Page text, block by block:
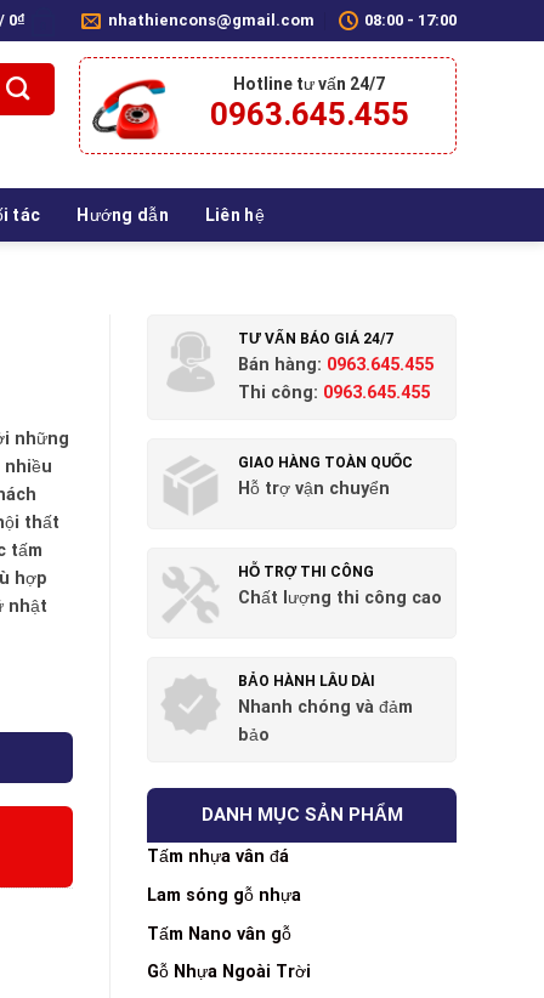
0₫ nhathiencons@gmail.com 08:00 - 17:00
Hotline tư vấn 24/7
0963.645.455
tác Hướng dẫn Liên hệ
TƯ VẤN BÁO GIÁ 24/7
Bán hàng: 0963.645.455
Thi công: 0963.645.455
GIAO HÀNG TOÀN QUỐC
Hỗ trợ vận chuyển
HỖ TRỢ THI CÔNG
Chất lượng thi công cao
BẢO HÀNH LÂU DÀI
Nhanh chóng và đảm
bảo
DANH MỤC SẢN PHẨM
Tấm nhựa vân đá
Lam sóng gỗ nhựa
Tấm Nano vân gỗ
Gỗ Nhựa Ngoài Trời
những
nhiều
thất
tấm
hợp
nhật